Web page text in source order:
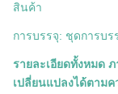
สินค้า
การบรรจุ: ชุดการบ
รายละเอียดทั้งหมด
เปลี่ยนแปลงได้ตาม